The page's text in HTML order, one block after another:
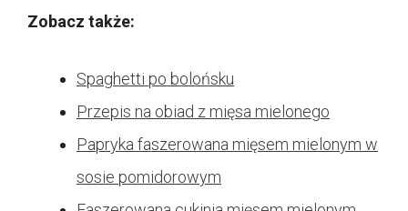
Zobacz także:
Spaghetti po bolońsku
Przepis na obiad z mięsa mielonego
Papryka faszerowana mięsem mielonym w
sosie pomidorowym